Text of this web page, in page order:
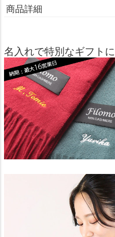
商品詳細
名入れで特別なギフト